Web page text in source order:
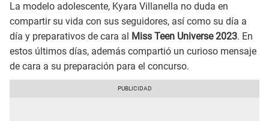
La modelo adolescente, Kyara Villanella no duda en
compartir su vida con sus seguidores, así como su día a
día y preparativos de cara al
Miss Teen Universe 2023. En
estos últimos días, además compartió un curioso mensaje
de cara a su preparación para el concurso.